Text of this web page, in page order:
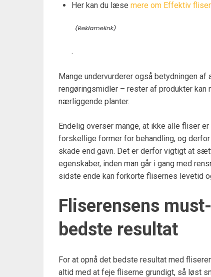
Her kan du læse mere om Effektiv
.
Mange undervurderer også betydningen
rengøringsmidler – rester af produkter
nærliggende planter.
Endelig overser mange, at ikke alle fliser
forskellige former for behandling, og
skade end gavn. Det er derfor vigtigt at
egenskaber, inden man går i gang med
sidste ende kan forkorte flisernes levetid
Fliserensens
bedste resultat
For at opnå det bedste resultat med
altid med at feje fliserne grundigt, så løst